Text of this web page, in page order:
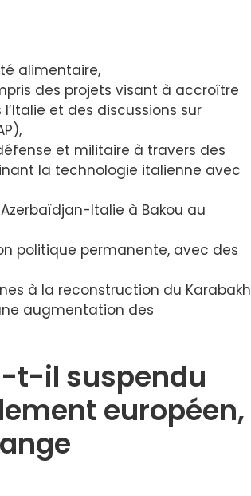
alimentaire,
des projets visant à accroître
et des discussions sur
et militaire à travers des
la technologie italienne avec
Italie à Bakou au
politique permanente, avec des
à la reconstruction du Karabakh
augmentation des
t-il suspendu
européen,